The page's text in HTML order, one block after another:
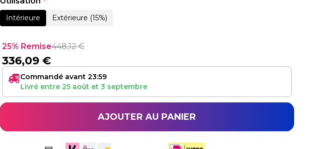
Intérieure Extérieure (15%)
25% Remise448,12€
336,09 €
Commandé avant 23:59
Livré entre 25 août et 3 septembre
AJOUTER AU PANIER